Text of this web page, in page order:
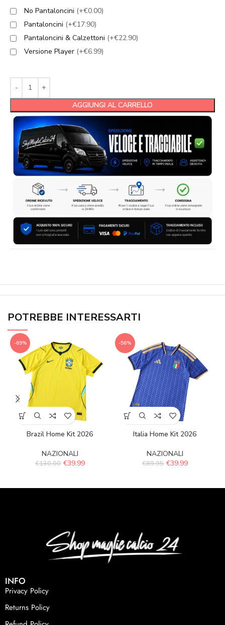
No Pantaloncini (+€0.00)
Pantaloncini (+€17.90)
Pantaloncini & Calzettoni (+€22.90)
Versione Player (+€6.99)
AGGIUNGI AL CARRELLO
POTREBBE INTERESSARTI
-69%
Brazil Home Kit 2026
NAZIONALI
€130.00 €39.99
-56%
Italia Home Kit 2026
NAZIONALI
€89.95 €39.99
INFO
Privacy Policy
Returns Policy